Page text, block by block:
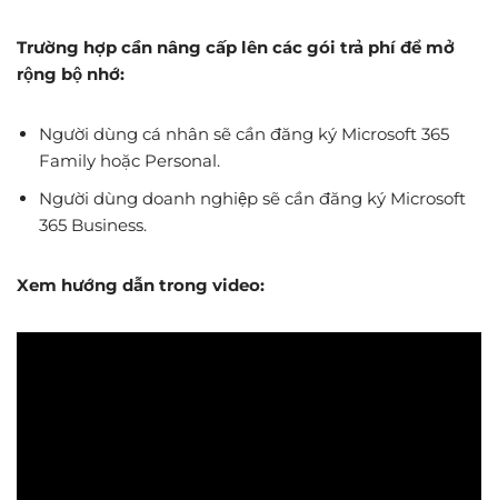
Trường hợp cần nâng cấp lên các gói trả phí để mở
rộng bộ nhớ:
Người dùng cá nhân sẽ cần đăng ký Microsoft 365
Family hoặc Personal.
Người dùng doanh nghiệp sẽ cần đăng ký Microsoft
365 Business.
Xem hướng dẫn trong video: